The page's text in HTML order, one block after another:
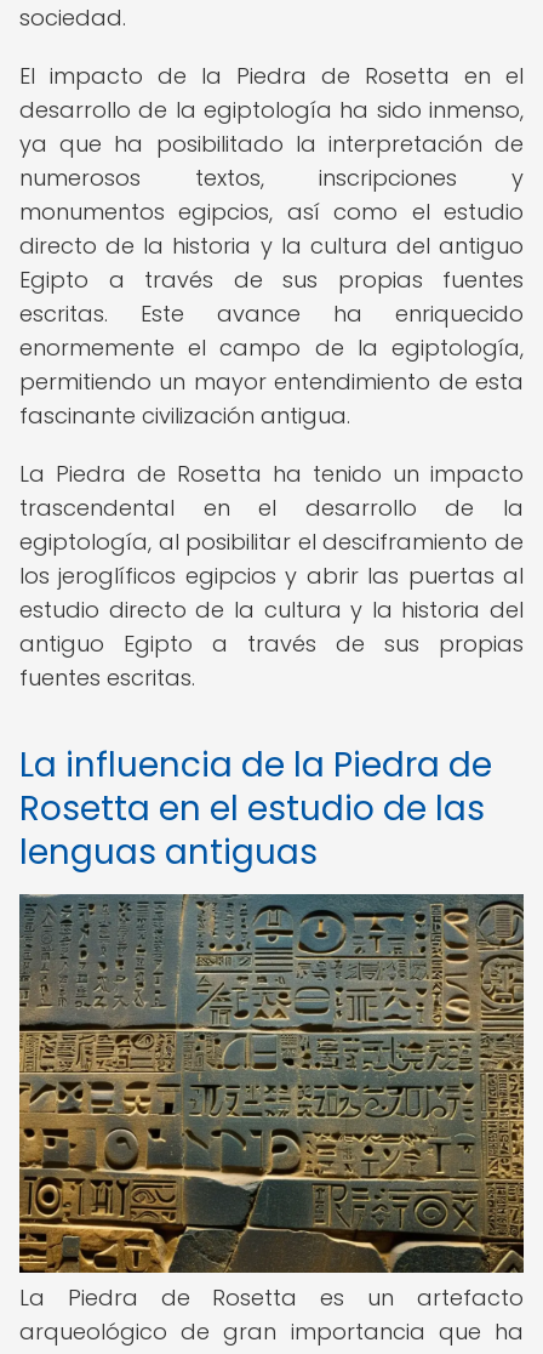
sociedad.
El impacto de la Piedra de Rosetta en el
desarrollo de la egiptología ha sido inmenso,
ya que ha posibilitado la interpretación de
numerosos textos, inscripciones y
monumentos egipcios, así como el estudio
directo de la historia y la cultura del antiguo
Egipto a través de sus propias fuentes
escritas. Este avance ha enriquecido
enormemente el campo de la egiptología,
permitiendo un mayor entendimiento de esta
fascinante civilización antigua.
La Piedra de Rosetta ha tenido un impacto
trascendental en el desarrollo de la
egiptología, al posibilitar el desciframiento de
los jeroglíficos egipcios y abrir las puertas al
estudio directo de la cultura y la historia del
antiguo Egipto a través de sus propias
fuentes escritas.
La influencia de la Piedra de
Rosetta en el estudio de las
lenguas antiguas
La Piedra de Rosetta es un artefacto
arqueológico de gran importancia que ha